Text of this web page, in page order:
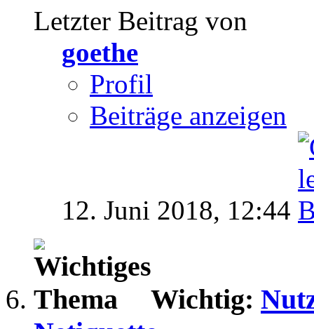
Letzter Beitrag von
goethe
Profil
Beiträge anzeigen
12. Juni 2018, 12:44
Wichtig: